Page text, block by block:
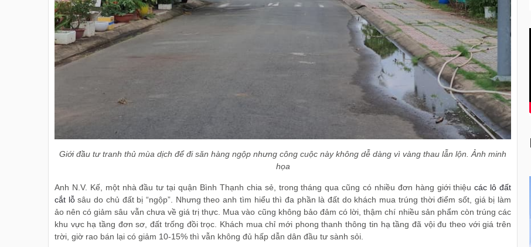
Giới đầu tư tranh thủ mùa dịch để đi săn hàng ngộp nhưng công cuộc này không dễ dàng vì vàng thau lẫn lộn. Ảnh minh
họa
Anh N.V. Kế, một nhà đầu tư tại quận Bình Thạnh chia sẻ, trong tháng qua cũng có nhiều đơn hàng giới thiệu các lô đất
cắt lỗsâu do chủ đất bị “ngộp”. Nhưng theo anh tìm hiểu thì đa phần là đất do khách mua trúng thời điểm sốt, giá bị làm
ảo nên có giảm sâu vẫn chưa về giá trị thực. Mua vào cũng không bảo đảm có lời, thậm chí nhiều sản phẩm còn trúng các
khu vực hạ tầng đơn sơ, đất trống đồi trọc. Khách mua chỉ mới phong thanh thông tin hạ tầng đã vội đu theo với giá trên
trời, giờ rao bán lại có giảm 10-15% thì vẫn không đủ hấp dẫn dân đầu tư sành sỏi.